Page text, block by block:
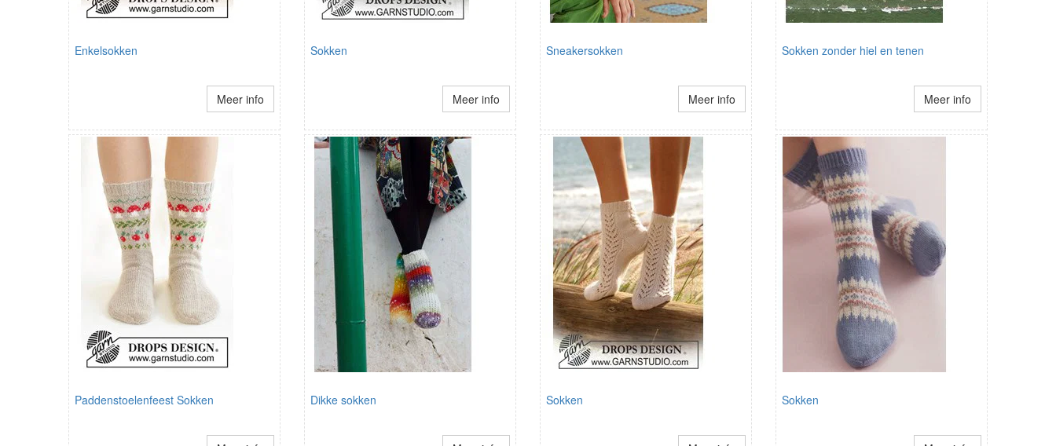
Enkelsokken
Meer info
Sokken
Meer info
Sneakersokken
Meer info
Sokken zonder hiel en tenen
Meer info
Paddenstoelenfeest Sokken Dikke sokken Sokken Sokken